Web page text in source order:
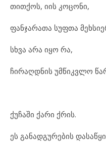
თითქოს, იის კოცონი,
ფანჯარათა სუფთა მეხსიე
სხვა არა იყო რა,
ჩირაღდნის უმწიკვლო
ქუჩაში ქარი ქრის.
ეს განადგურების დასაწყი